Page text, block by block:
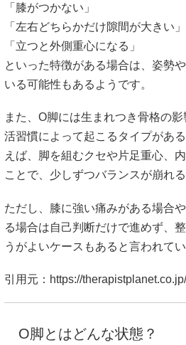
「膝がつかない」
「左右どちらかだけ隙間が大きい」
「立つと外側重心になる」
といった特徴がある場合は、姿勢
いる可能性もあるようです。
また、O脚には生まれつき骨格の
活習慣によって起こるタイプがあ
えば、脚を組むクセや片足重心、
ことで、少しずつバランスが崩れ
ただし、膝に強い痛みがある場合
る場合は自己判断だけで進めず、
うがよいケースもあると言われてい
引用元： https://
O脚とはどんな状態？